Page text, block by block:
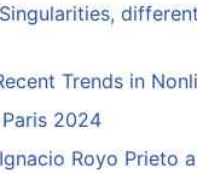
Trends in
2024
Royo Prieto